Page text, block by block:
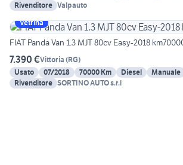
Rivenditore Valpauto
Vetrina
FIAT Panda Van 1.3 MJT 80cv Easy-2018
7.390 €Vittoria (RG)
Usato
07/2018 70000 Km Diesel Manuale
Rivenditore SORTINO AUTO s.r.l